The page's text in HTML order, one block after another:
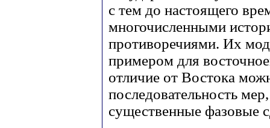
с тем до настоящего
многочисленными
противоречиями. Их
примером для
отличие от Востока
последовательность
существенные фазовые